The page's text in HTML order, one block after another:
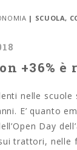
| SCUOLA,
+36%
nelle
E’ quanto
Day
trattori, nelle